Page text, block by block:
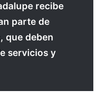
recibe
parte de
que deben
servicios y